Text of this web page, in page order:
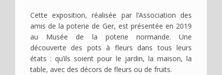
Cette exposition, réalisée par l’Association des
amis de la poterie de Ger, est présentée en 2019
au Musée de la poterie normande. Une
découverte des pots à fleurs dans tous leurs
états : qu’ils soient pour le jardin, la maison, la
table, avec des décors de fleurs ou de fruits.